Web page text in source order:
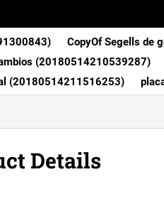
CopyOf Segells de
(20180514210539287)
(20180514211516253)
Details